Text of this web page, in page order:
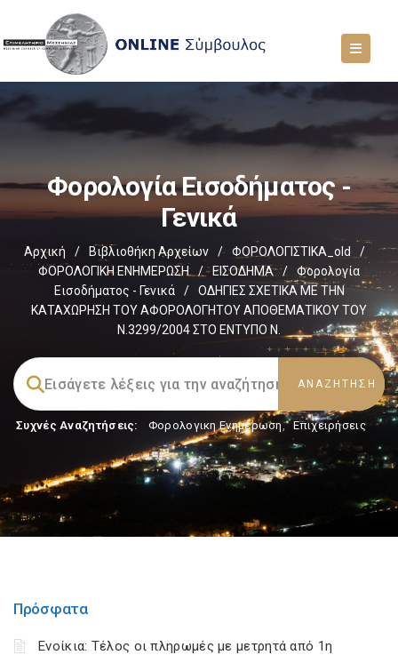
Φορολογία Εισοδήματος -
Γενικά
Αρχική / Βιβλιοθήκη Αρχείων / ΦΟΡΟΛΟΓΙΣΤΙΚΑ_old
/
ΦΟΡΟΛΟΓΙΚΗ ΕΝΗΜΕΡΩΣΗ
/ ΕΙΣΟΔΗΜΑ /
Φορολογία
Εισοδήματος - Γενικά
/
ΟΔΗΓΙΕΣ ΣΧΕΤΙΚΑ ΜΕ ΤΗΝ
ΚΑΤΑΧΩΡΗΣΗ ΤΟΥ ΑΦΟΡΟΛΟΓΗΤΟΥ ΑΠΟΘΕΜΑΤΙΚΟΥ ΤΟΥ
Ν.3299/2004 ΣΤΟ ΕΝΤΥΠΟ Ν.
Συχνές Αναζητήσεις: Φορολογικη Ενημέρωση, Επιχειρήσεις
Πρόσφατα
Ενοίκια: Τέλος οι πληρωμές με μετρητά από 1η